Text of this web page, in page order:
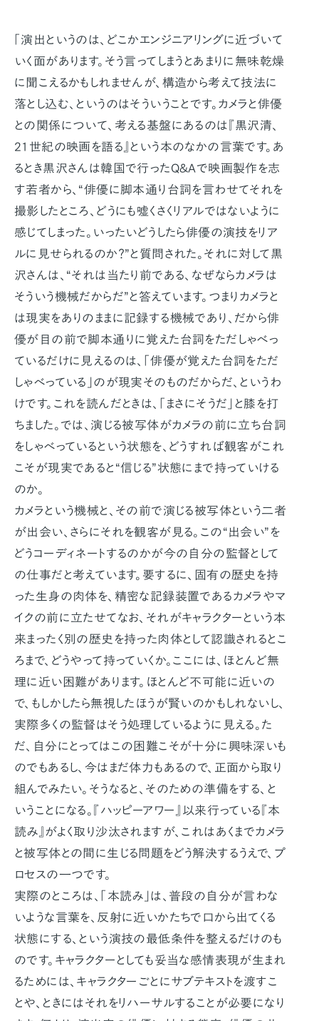
「演出というのは、どこかエンジニアリングに近づいて
いく面があります。そう言ってしまうとあまりに無味乾燥
に聞こえるかもしれませんが、構造から考えて技法に
落とし込む、というのはそういうことです。カメラと俳優
との関係について、考える基盤にあるのは『黒沢清、
21世紀の映画を語る』という本のなかの言葉です。あ
るとき黒沢さんは韓国で行ったQ&Aで映画製作を志
す若者から、“俳優に脚本通り台詞を言わせてそれを
撮影したところ、どうにも嘘くさくリアルではないように
感じてしまった。いったいどうしたら俳優の演技をリア
ルに見せられるのか？”と質問された。それに対して黒
沢さんは、“それは当たり前である、なぜならカメラは
そういう機械だからだ”と答えています。つまりカメラと
は現実をありのままに記録する機械であり、だから俳
優が目の前で脚本通りに覚えた台詞をただしゃべっ
ているだけに見えるのは、「俳優が覚えた台詞をただ
しゃべっている」のが現実そのものだからだ、というわ
けです。これを読んだときは、「まさにそうだ」と膝を打
ちました。では、演じる被写体がカメラの前に立ち台詞
をしゃべっているという状態を、どうすれば観客がこれ
こそが現実であると“信じる”状態にまで持っていける
のか。
カメラという機械と、その前で演じる被写体という二者
が出会い、さらにそれを観客が見る。この“出会い”を
どうコーディネートするのかが今の自分の監督として
の仕事だと考えています。要するに、固有の歴史を持
った生身の肉体を、精密な記録装置であるカメラやマ
イクの前に立たせてなお、それがキャラクターという本
来まったく別の歴史を持った肉体として認識されるとこ
ろまで、どうやって持っていくか。ここには、ほとんど無
理に近い困難があります。ほとんど不可能に近いの
で、もしかしたら無視したほうが賢いのかもしれないし、
実際多くの監督はそう処理しているように見える。た
だ、自分にとってはこの困難こそが十分に興味深いも
のでもあるし、今はまだ体力もあるので、正面から取り
組んでみたい。そうなると、そのための準備をする、と
いうことになる。『ハッピーアワー』以来行っている『本
読み』がよく取り沙汰されますが、これはあくまでカメラ
と被写体との間に生じる問題をどう解決するうえで、プ
ロセスの一つです。
実際のところは、「本読み」は、普段の自分が言わな
いような言葉を、反射に近いかたちで口から出てくる
状態にする、という演技の最低条件を整えるだけのも
のです。キャラクターとしても妥当な感情表現が生まれ
るためには、キャラクターごとにサブテキストを渡すこ
とや、ときにはそれをリハーサルすることが必要になり